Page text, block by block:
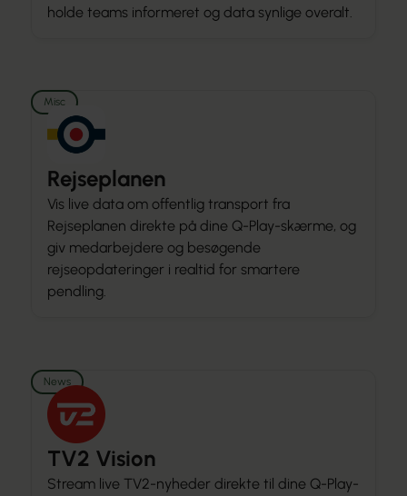
holde teams informeret og data synlige overalt.
Misc
Rejseplanen
Vis live data om offentlig transport fra
Rejseplanen direkte på dine Q-Play-skærme, og
giv medarbejdere og besøgende
rejseopdateringer i realtid for smartere
pendling.
News
TV2 Vision
Stream live TV2-nyheder direkte til dine Q-Play-